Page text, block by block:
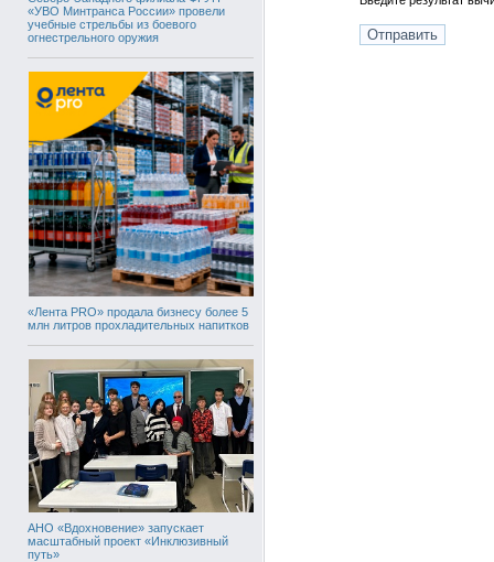
«УВО Минтранса России» провели
учебные стрельбы из боевого
огнестрельного оружия
«Лента PRO» продала бизнесу более 5
млн литров прохладительных напитков
АНО «Вдохновение» запускает
масштабный проект «Инклюзивный
путь»